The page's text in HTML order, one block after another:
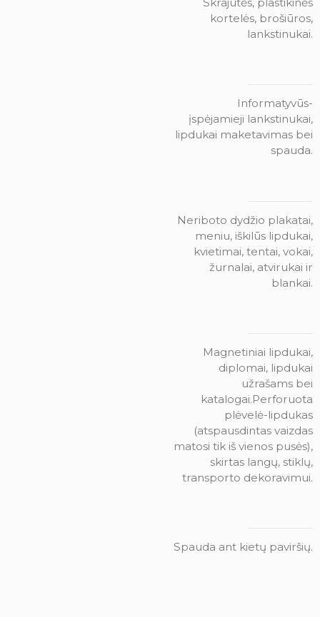
kortelės, brošiūros,
lankstinukai.
Informatyvūs-
įspėjamieji lankstinukai,
lipdukai maketavimas bei
spauda.
Neriboto dydžio plakatai,
meniu, iškilūs lipdukai,
kvietimai, tentai, vokai,
žurnalai, atvirukai ir
blankai.
Magnetiniai lipdukai,
diplomai, lipdukai
užrašams bei
katalogai.Perforuota
plėvelė-lipdukas
(atspausdintas vaizdas
matosi tik iš vienos pusės),
skirtas langų, stiklų,
transporto dekoravimui.
Spauda ant kietų paviršių.